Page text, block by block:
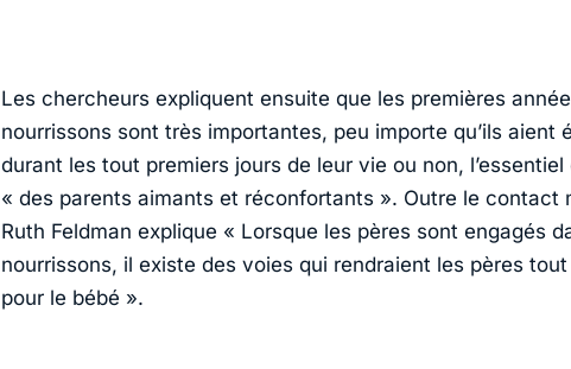
Les chercheurs expliquent ensuite que les premières
nourrissons sont très importantes, peu importe qu’ils aient
durant les tout premiers jours de leur vie ou non, l’essentiel
« des parents aimants et réconfortants ». Outre le contact
Ruth Feldman explique « Lorsque les pères sont engagés
nourrissons, il existe des voies qui rendraient les pères
pour le bébé ».